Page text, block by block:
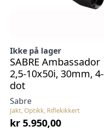
Jakt, Optikk, Riflekikkert
Sabre
Ikke på lager
SABRE Ambassador
2,5-10x50i, 30mm, 4-
dot
kr 5.950,00